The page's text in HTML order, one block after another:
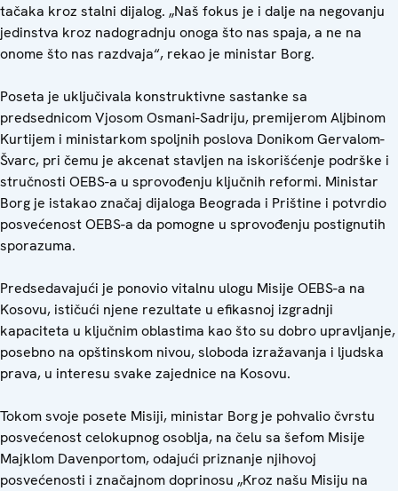
tačaka kroz stalni dijalog. „Naš fokus je i dalje na negovanju
jedinstva kroz nadogradnju onoga što nas spaja, a ne na
onome što nas razdvaja“, rekao je ministar Borg.
Poseta je uključivala konstruktivne sastanke sa
predsednicom Vjosom Osmani-Sadriju, premijerom Aljbinom
Kurtijem i ministarkom spoljnih poslova Donikom Gervalom-
Švarc, pri čemu je akcenat stavljen na iskorišćenje podrške i
stručnosti OEBS-a u sprovođenju ključnih reformi. Ministar
Borg je istakao značaj dijaloga Beograda i Prištine i potvrdio
posvećenost OEBS-a da pomogne u sprovođenju postignutih
sporazuma.
Predsedavajući je ponovio vitalnu ulogu Misije OEBS-a na
Kosovu, ističući njene rezultate u efikasnoj izgradnji
kapaciteta u ključnim oblastima kao što su dobro upravljanje,
posebno na opštinskom nivou, sloboda izražavanja i ljudska
prava, u interesu svake zajednice na Kosovu.
Tokom svoje posete Misiji, ministar Borg je pohvalio čvrstu
posvećenost celokupnog osoblja, na čelu sa šefom Misije
Majklom Davenportom, odajući priznanje njihovoj
posvećenosti i značajnom doprinosu „Kroz našu Misiju na